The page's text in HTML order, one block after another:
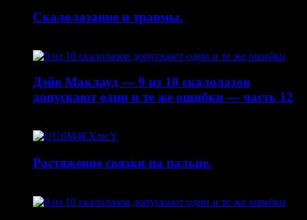
Скалолазание и травмы.
Дэйв Маклауд — 9 из 10 скалолазов
допускают одни и те же ошибки — часть 12
Растяжение связки на пальце.